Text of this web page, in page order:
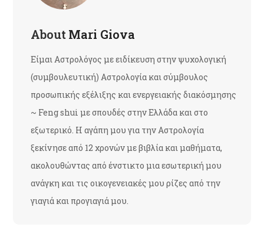
AboutMari Giova
Είμαι Αστρολόγος με ειδίκευση στην ψυχολογική
(συμβουλευτική) Αστρολογία και σύμβουλος
προσωπικής εξέλιξης και ενεργειακής διακόσμησης
~ Feng shui με σπουδές στην Ελλάδα και στο
εξωτερικό. Η αγάπη μου για την Αστρολογία
ξεκίνησε από 12 χρονών με βιβλία και μαθήματα,
ακολουθώντας από ένστικτο μια εσωτερική μου
ανάγκη και τις οικογενειακές μου ρίζες από την
γιαγιά και προγιαγιά μου.